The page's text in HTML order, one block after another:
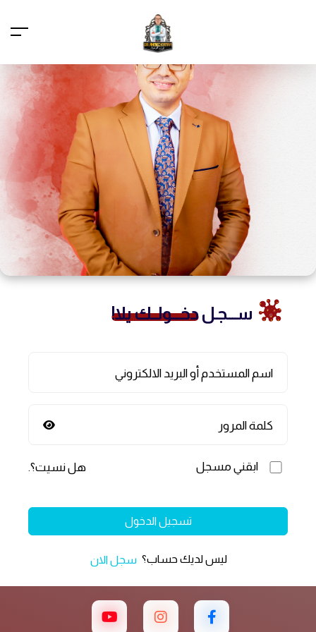
ســـجـلدخـــولــك يلا!
اسم المستخدم أو البريد الالكتروني
كلمة المرور
ابقني مسجل هل نسيت؟.
تسجيل الدخول
ليس لديك حساب؟ سجل الان